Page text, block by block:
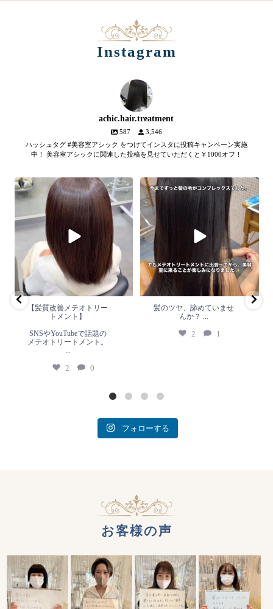
Instagram
achic.hair.treatment
587
3,546
ハッシュタグ #美容室アシック をつけてインスタに投稿キャンペーン実施
中！ 美容室アシックに関連した投稿を見せていただくと￥1000オフ！
【髪質改善メテオトリートメン
SNSやYouTubeで話題のメテオト
リートメント。
2 0
【髪質改善メテオトリー
トメント】
SNSやYouTubeで話題の
メテオトリートメント。
2 0
髪のツヤ、諦めていません
1
髪のツヤ、諦めていませ
んか？
2 1
フォローする
お客様の声